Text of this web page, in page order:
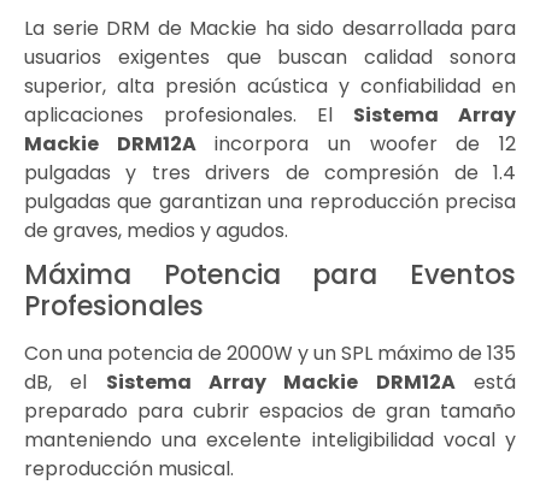
La serie DRM de Mackie ha sido desarrollada para
usuarios exigentes que buscan calidad sonora
superior, alta presión acústica y confiabilidad en
aplicaciones profesionales. El Sistema Array
Mackie DRM12Aincorpora un woofer de 12
pulgadas y tres drivers de compresión de 1.4
pulgadas que garantizan una reproducción precisa
de graves, medios y agudos.
Máxima Potencia para Eventos
Profesionales
Con una potencia de 2000W y un SPL máximo de 135
dB, el Sistema Array Mackie DRM12Aestá
preparado para cubrir espacios de gran tamaño
manteniendo una excelente inteligibilidad vocal y
reproducción musical.